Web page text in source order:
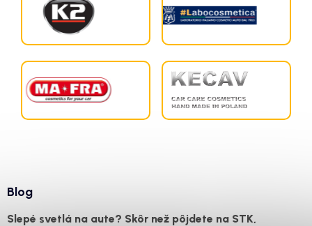
Blog
Slepé svetlá na aute? Skôr než pôjdete na STK,